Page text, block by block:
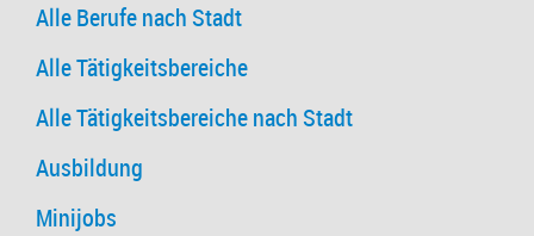
Alle Berufe nach Stadt
Alle Tätigkeitsbereiche
Alle Tätigkeitsbereiche nach Stadt
Ausbildung
Minijobs